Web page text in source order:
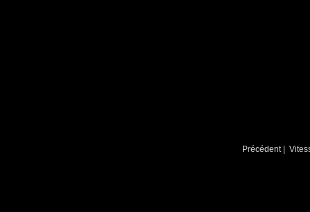
Précédent|